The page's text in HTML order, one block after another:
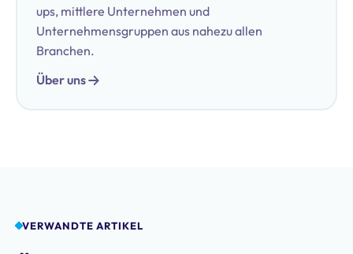
ups, mittlere Unternehmen und
Unternehmensgruppen aus nahezu allen
Branchen.
Über uns
VERWANDTE ARTIKEL